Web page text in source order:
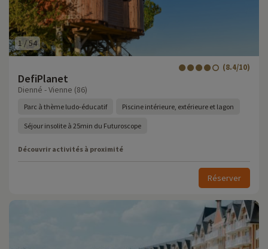
1 /54
DefiPlanet
(8.4/10)
Dienné - Vienne (86)
Parc à thème ludo-éducatif Piscine intérieure, extérieure et lagon
Séjour insolite à 25min du Futuroscope
Découvrir activités à proximité
Réserver